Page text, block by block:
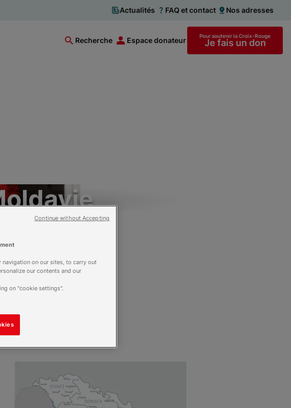
Actualités FAQ et contact Nos adresses
Recherche Espace donateur Pour soutenir la Croix-Rouge
Je fais un don
navigation on our sites, to carry out
our contents and our
on "cookie settings".
Continue without Accepting